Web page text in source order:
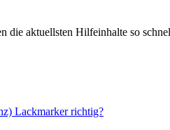
die aktuellsten Hilfeinhalte so
Lackmarker richtig?